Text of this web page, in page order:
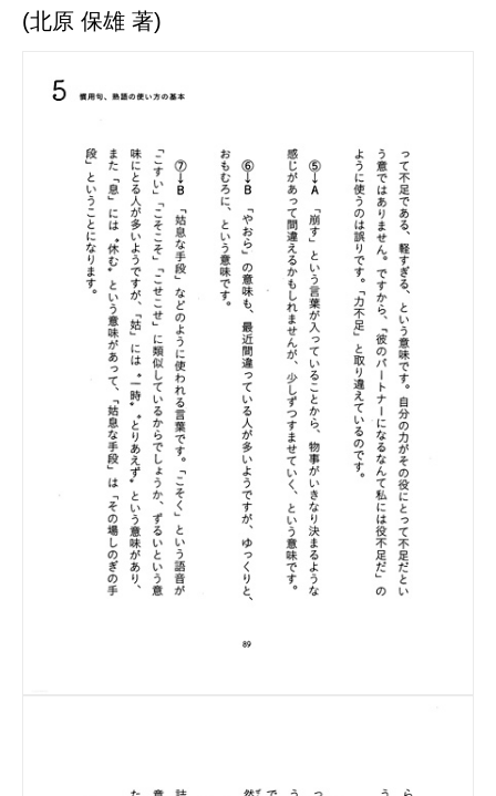
(北原 保雄 著)